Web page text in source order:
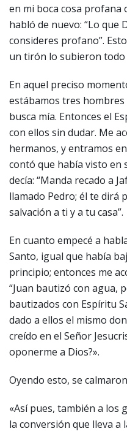
en mi boca cosa profana
habló de nuevo: “Lo que
consideres profano”.
un tirón lo subieron todo
En aquel preciso
estábamos tres hombres
busca mía. Entonces el
con ellos sin dudar. Me
hermanos, y entramos
contó que había visto en
decía: “Manda recado a
llamado Pedro; él te dirá
salvación a ti y a tu casa”.
En cuanto empecé a
Santo, igual que había
principio; entonces me
“Juan bautizó con agua,
bautizados con Espíritu
dado a ellos el mismo
creído en el Señor
oponerme a Dios?».
Oyendo esto, se
«Así pues, también a los
la conversión que lleva a